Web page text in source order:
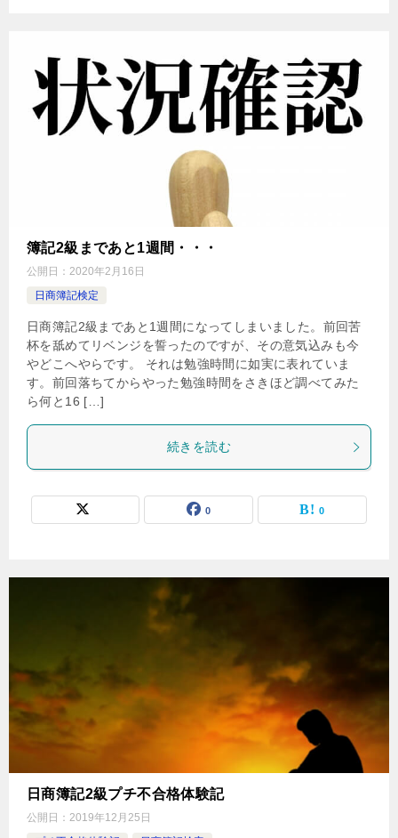
簿記2級まであと1週間・・・
公開日： 2020年2月16日
日商簿記検定
日商簿記2級まであと1週間になってしまいました。前回苦
杯を舐めてリベンジを誓ったのですが、その意気込みも今
やどこへやらです。 それは勉強時間に如実に表れていま
す。前回落ちてからやった勉強時間をさきほど調べてみた
ら何と16 […]
続きを読む
0 0
日商簿記2級プチ不合格体験記
公開日： 2019年12月25日